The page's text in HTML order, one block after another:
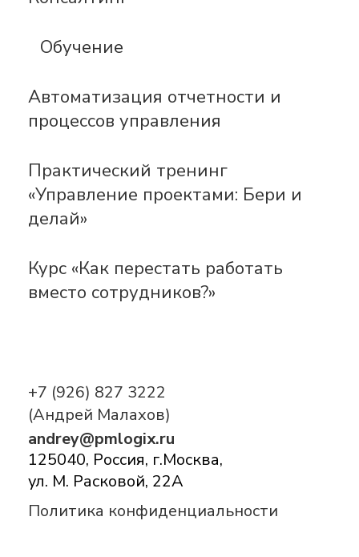
+7 (926) 827 3222
(Андрей Малахов)
andrey@pmlogix.ru
125040, Россия, г.Москва,
ул. М. Расковой, 22А
Политика конфиденциальности
Обучение
Автоматизация отчетности и
процессов управления
Практический тренинг
«Управление проектами: Бери и
делай»
Курс «Как перестать работать
вместо сотрудников?»